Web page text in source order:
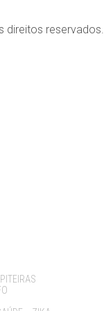
direitos reservados.